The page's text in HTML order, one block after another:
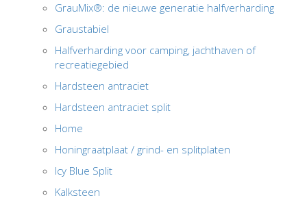
GrauMix®: de nieuwe generatie halfverharding
Graustabiel
Halfverharding voor camping, jachthaven of
recreatiegebied
Hardsteen antraciet
Hardsteen antraciet split
Home
Honingraatplaat / grind- en splitplaten
Icy Blue Split
Kalksteen